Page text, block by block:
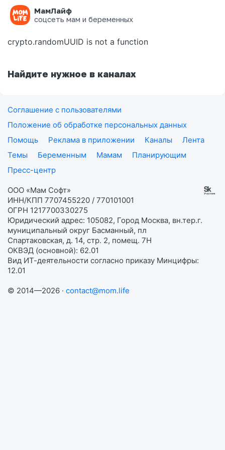
МамЛайф
соцсеть мам и беременных
Ошибка на странице
crypto.randomUUID is not a function
Найдите нужное в каналах
Соглашение с пользователями
Положение об обработке персональных данных
Помощь
Реклама в приложении Каналы
Лента
Темы
Беременным Мамам
Планирующим
Пресс-центр
ООО «Мам Софт»
ИНН/КПП 7707455220 / 770101001
ОГРН 1217700330275
Юридический адрес: 105082, Город Москва, вн.тер.г.
муниципальный округ Басманный, пл
Спартаковская, д. 14, стр. 2, помещ. 7Н
ОКВЭД (основной): 62.01
Вид ИТ-деятельности согласно приказу Минцифры:
12.01
© 2014—2026 · contact@mom.life